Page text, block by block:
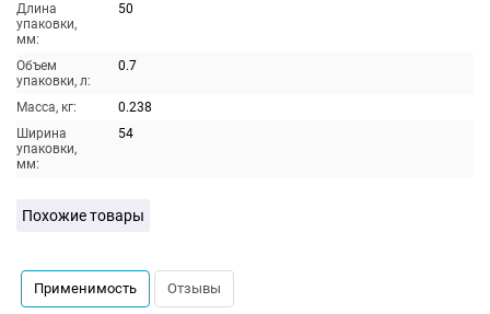
Длина
упаковки,
мм:
50
Объем
упаковки, л:
0.7
Масса, кг:
0.238
Ширина
упаковки,
мм:
54
Похожие товары
Применимость Отзывы